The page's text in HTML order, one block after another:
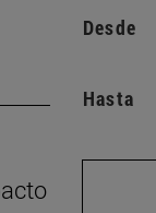
Desde
Hasta